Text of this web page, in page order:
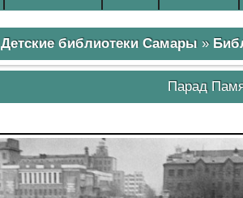
Детские библиотеки Самары»
Парад